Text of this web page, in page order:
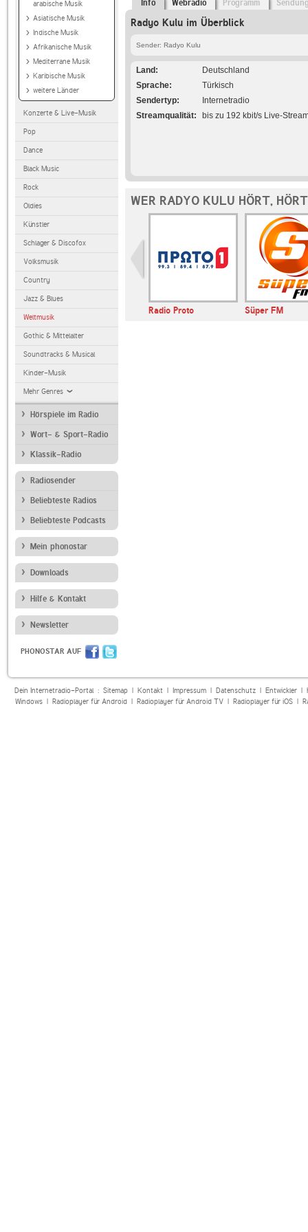
arabische Musik
Asiatische Musik
Indische Musik
Afrikanische Musik
Mediterrane Musik
Karibische Musik
weitere Länder
Konzerte & Live-Musik
Pop
Dance
Black Music
Rock
Oldies
Künstler
Schlager & Discofox
Volksmusik
Country
Jazz & Blues
Weltmusik
Gothic & Mittelalter
Soundtracks & Musical
Kinder-Musik
Mehr Genres
Hörspiele im Radio
Wort- & Sport-Radio
Klassik-Radio
Radiosender
Beliebteste Radios
Beliebteste Podcasts
Mein phonostar
Downloads
Hilfe & Kontakt
Newsletter
PHONOSTAR AUF
Info Webradio Programm
Radyo Kulu im Überblick
Sender: Radyo Kulu
Land
Deutschland
Sprache
Türkisch
Sendertyp
Internetradio
Streamqualität
bis zu 192 kbit/s Live-
WER RADYO KULU HÖRT,
Radio Proto Süper FM
Dein Internetradio-Portal : Sitemap| Kontakt| Impressum| Datenschutz| Entwickler|
Windows| Radioplayer für Android| Radioplayer für Android TV| Radioplayer für iOS|